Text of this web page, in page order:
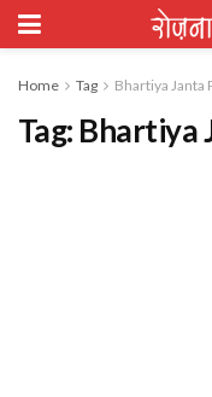
Home Tag Bhartiya Janta
Tag: Bhartiya